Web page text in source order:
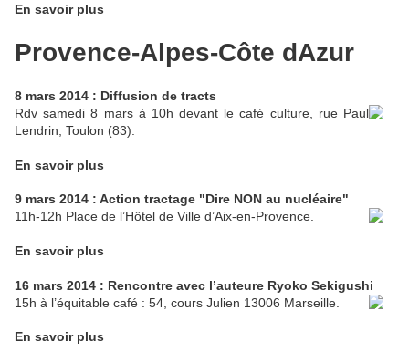
En savoir plus
Provence-Alpes-Côte dAzur
8 mars 2014 : Diffusion de tracts
Rdv samedi 8 mars à 10h devant le café culture, rue Paul
Lendrin, Toulon (83).
En savoir plus
9 mars 2014 : Action tractage "Dire NON au nucléaire"
11h-12h Place de l’Hôtel de Ville d’Aix-en-Provence.
En savoir plus
16 mars 2014 : Rencontre avec l’auteure Ryoko Sekigushi
15h à l’équitable café : 54, cours Julien 13006 Marseille.
En savoir plus